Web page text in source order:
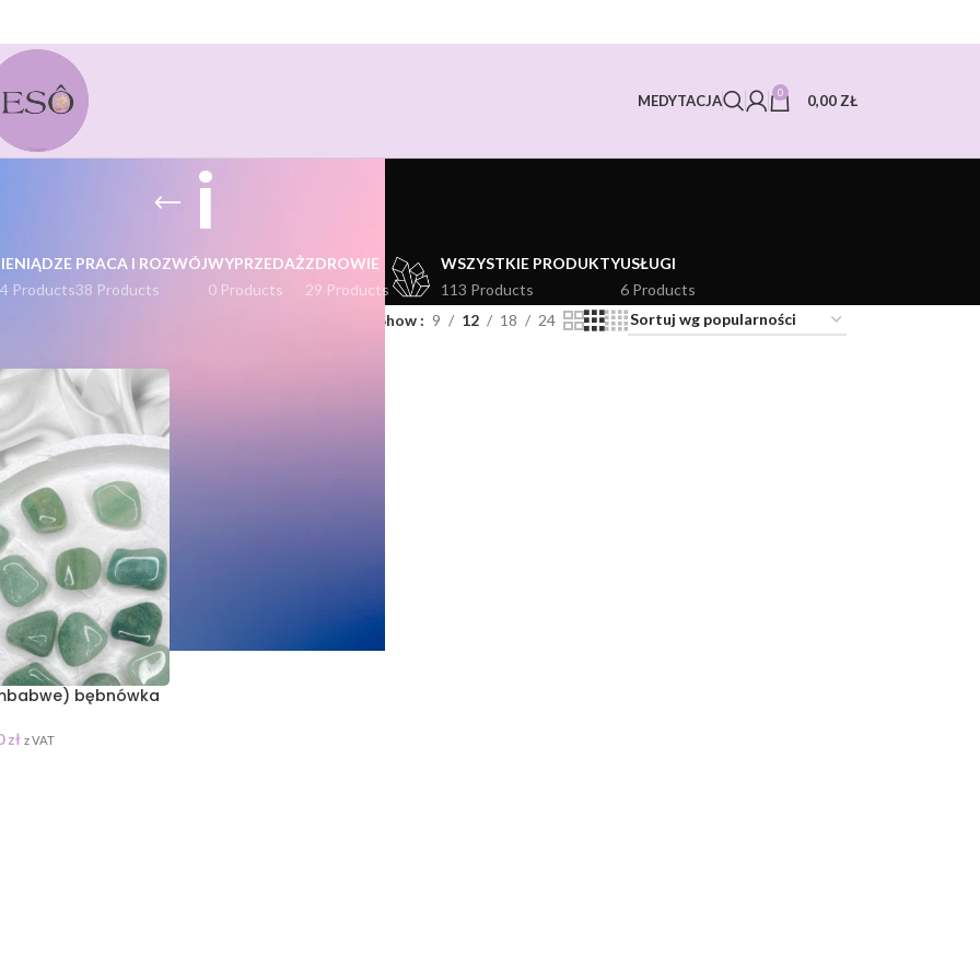
MEDYTACJA 0 0,00 ZŁ
i
Products
PRACA I ROZWÓJ
38 Products
WYPRZEDAŻ
0 Products
ZDROWIE
29 Products
WSZYSTKIE PRODUKTY
113 Products
USŁUGI
6 Products
Show 9 12 18 24
bębnówka
zł z VAT